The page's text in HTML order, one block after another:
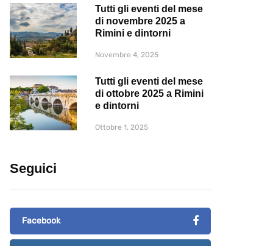
Tutti gli eventi del mese
di novembre 2025 a
Rimini e dintorni
Novembre 4, 2025
Tutti gli eventi del mese
di ottobre 2025 a Rimini
e dintorni
Ottobre 1, 2025
Seguici
Facebook